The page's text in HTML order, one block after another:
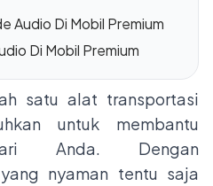
Audio Di Mobil Premium
Di Mobil Premium
satu alat transportasi
untuk membantu
Anda. Dengan
nyaman tentu saja